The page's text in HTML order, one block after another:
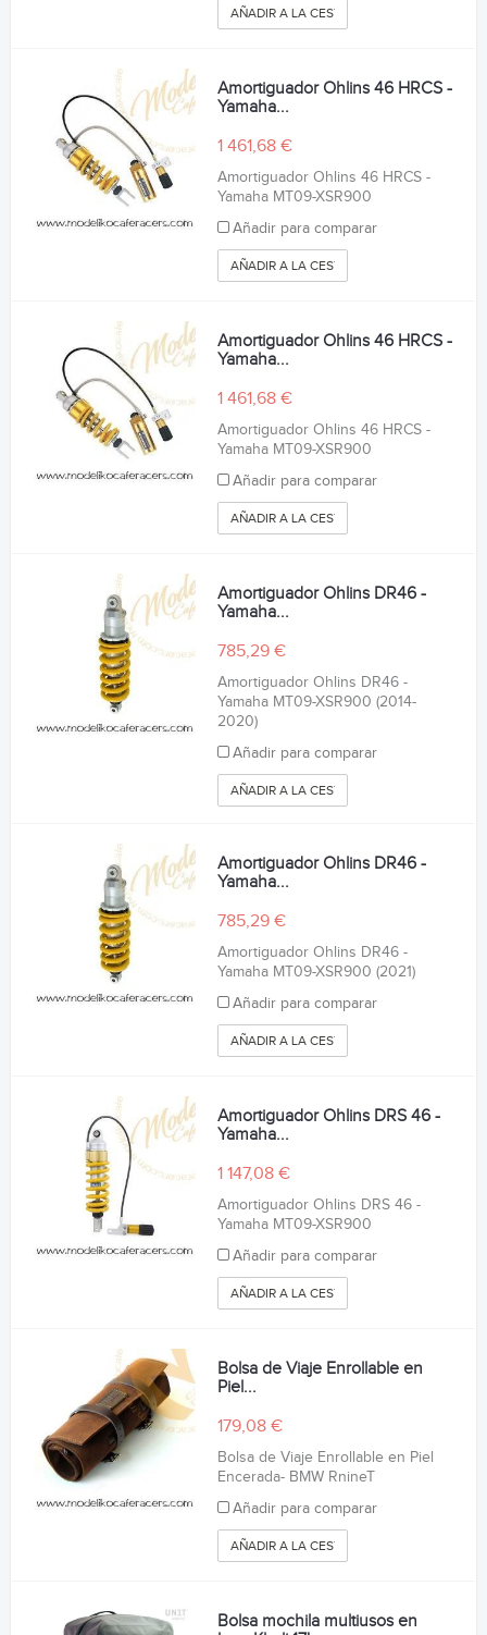
AÑADIR A LA CESTA
Amortiguador Ohlins 46 HRCS -
Yamaha...
1 461,68 €
Amortiguador Ohlins 46 HRCS -
Yamaha MT09-XSR900
Añadir para comparar
AÑADIR A LA CESTA
Amortiguador Ohlins 46 HRCS -
Yamaha...
1 461,68 €
Amortiguador Ohlins 46 HRCS -
Yamaha MT09-XSR900
Añadir para comparar
AÑADIR A LA CESTA
Amortiguador Ohlins DR46 -
Yamaha...
785,29 €
Amortiguador Ohlins DR46 -
Yamaha MT09-XSR900 (2014-
2020)
Añadir para comparar
AÑADIR A LA CESTA
Amortiguador Ohlins DR46 -
Yamaha...
785,29 €
Amortiguador Ohlins DR46 -
Yamaha MT09-XSR900 (2021)
Añadir para comparar
AÑADIR A LA CESTA
Amortiguador Ohlins DRS 46 -
Yamaha...
1 147,08 €
Amortiguador Ohlins DRS 46 -
Yamaha MT09-XSR900
Añadir para comparar
AÑADIR A LA CESTA
Bolsa de Viaje Enrollable en
Piel...
179,08 €
Bolsa de Viaje Enrollable en Piel
Encerada- BMW RnineT
Añadir para comparar
AÑADIR A LA CESTA
Bolsa mochila multiusos en